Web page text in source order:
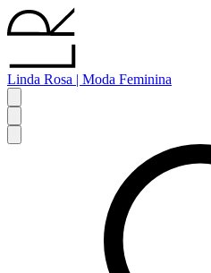
Linda Rosa | Moda Feminina